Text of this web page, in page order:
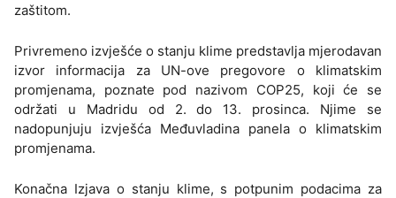
zaštitom.
Privremeno izvješće o stanju klime predstavlja mjerodavan
izvor informacija za UN-ove pregovore o klimatskim
promjenama, poznate pod nazivom COP25, koji će se
održati u Madridu od 2. do 13. prosinca. Njime se
nadopunjuju izvješća Međuvladina panela o klimatskim
promjenama.
Konačna Izjava o stanju klime, s potpunim podacima za